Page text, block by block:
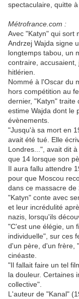
spectaculaire, quitte
Métrofrance.com :
Avec "Katyn" qui sort
Andrzej Wajda signe
longtemps tabou, un
contraire,
hitlérien.
Nommé à l'Oscar du
hors compétition au
dernier, "Katyn" traite
estime Wajda dont le
évènements.
"Jusqu'à sa mort en
avait été tué. Elle
Londres...", avait dit
que 14 lorsque son
Il aura fallu attendre
pour que Moscou
dans ce massacre
"Katyn" conte avec
et leur incrédulité
nazis, lorsqu'ils
"C'est une élégie, un
individuelle", sur ces
d'un père, d'un frère,
cinéaste.
"Il fallait faire un tel
la douleur. Certaines
collective".
L'auteur de "Kanal"